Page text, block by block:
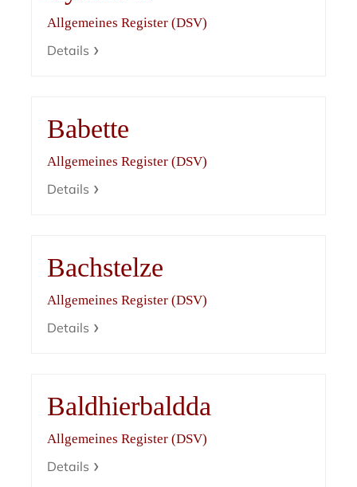
Allgemeines Register (DSV)
Details
Babette
Allgemeines Register (DSV)
Details
Bachstelze
Allgemeines Register (DSV)
Details
Baldhierbaldda
Allgemeines Register (DSV)
Details